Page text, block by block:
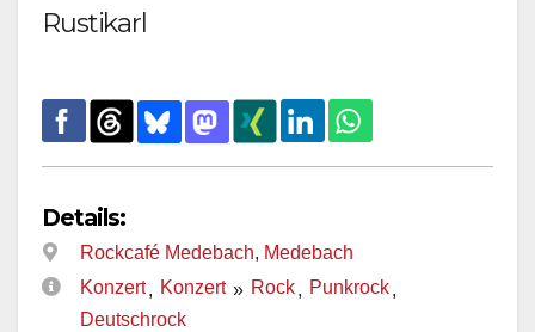
Rustikarl
Details:
Rockcafé Medebach, Medebach
Konzert, Konzert » Rock, Punkrock,
Deutschrock